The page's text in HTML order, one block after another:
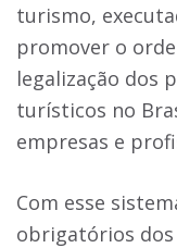
turismo,
promover o
legalização dos
turísticos no
empresas e
Com esse
obrigatórios dos